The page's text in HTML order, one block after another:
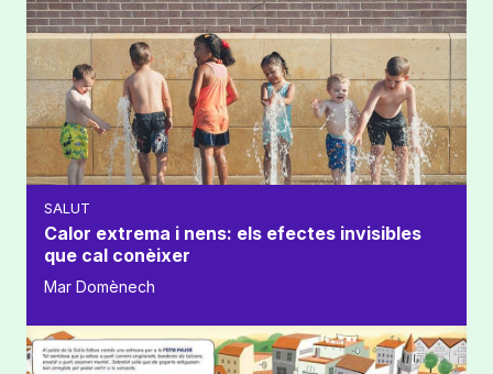
SALUT
Calor extrema i nens: els efectes invisibles
que cal conèixer
Mar Domènech